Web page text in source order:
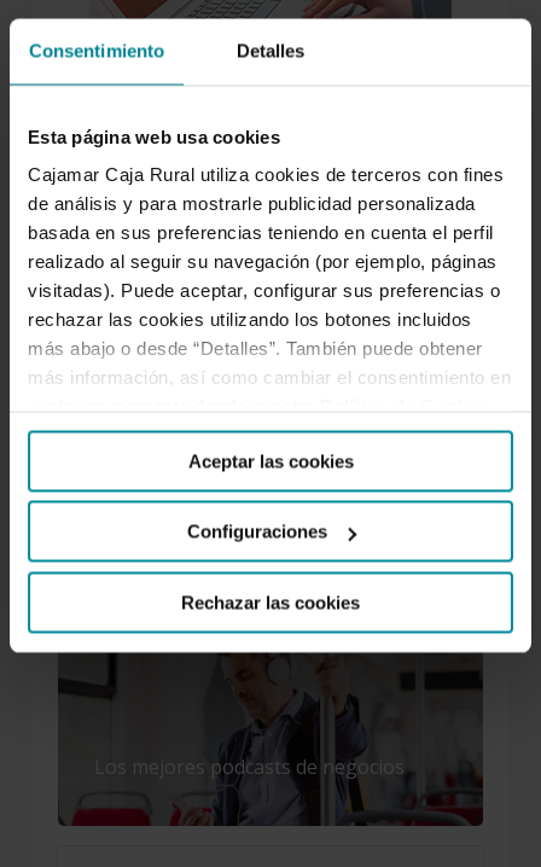
Consentimiento Detalles
Esta página web usa cookies
Cajamar Caja Rural utiliza cookies de terceros con fines
de análisis y para mostrarle publicidad personalizada
basada en sus preferencias teniendo en cuenta el perfil
realizado al seguir su navegación (por ejemplo, páginas
visitadas). Puede aceptar, configurar sus preferencias o
rechazar las cookies utilizando los botones incluidos
más abajo o desde “Detalles”. También puede obtener
más información, así como cambiar el consentimiento en
Aceptar las cookies
Configuraciones
Rechazar las cookies
Para nosotros es tan importante atenderte como
entenderte, escucharnos y compartir. Por eso
creamos espacios de intercambio como este. Aquí el
conocimiento se comparte. Forma parte de nuestro
ADN cooperativo.
Facebook
Twitter
Instagram
LinkedIn
YouTube
LO MÁS LEÍDO
Los mejores podcasts de negocios